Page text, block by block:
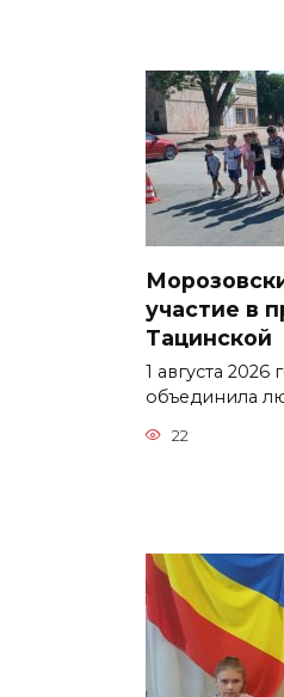
участие в
Тацинской
1 августа 2026
объединила
22